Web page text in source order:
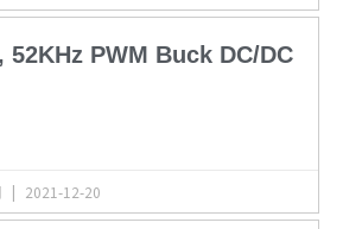
52KHz PWM Buck DC/DC
2021-12-20